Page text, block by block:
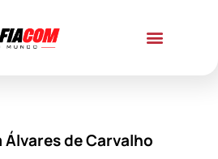
Álvares de Carvalho